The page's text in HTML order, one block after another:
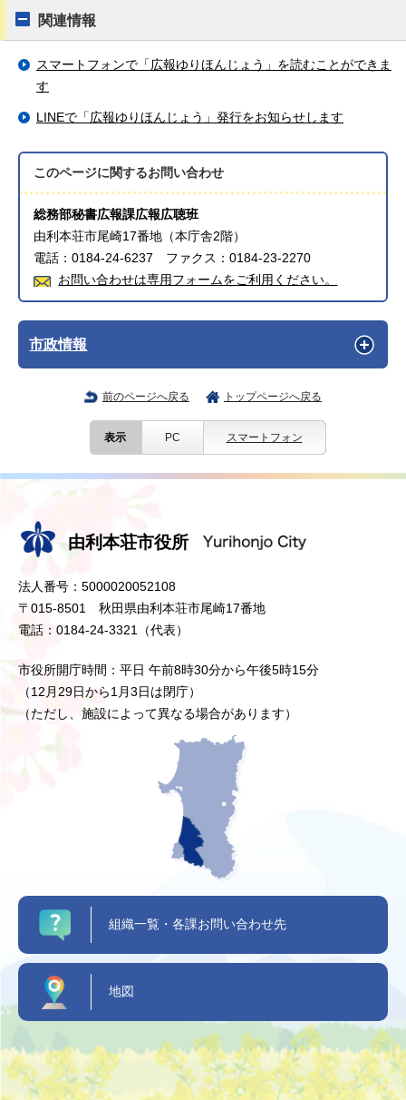
関連情報
スマートフォンで「広報ゆりほんじょう」を読むことができま
す
LINEで「広報ゆりほんじょう」発行をお知らせします
このページに関するお問い合わせ
総務部秘書広報課広報広聴班
由利本荘市尾崎17番地（本庁舎2階）
電話：0184-24-6237 ファクス：0184-23-2270
お問い合わせは専用フォームをご利用ください。
市政情報
前のページへ戻る トップページへ戻る
表示 PC スマートフォン
由利本荘市役所
法人番号：5000020052108
〒015-8501 秋田県由利本荘市尾崎17番地
電話：0184-24-3321（代表）
市役所開庁時間：平日 午前8時30分から午後5時15分
（12月29日から1月3日は閉庁）
（ただし、施設によって異なる場合があります）
組織一覧・各課お問い合わせ先
地図